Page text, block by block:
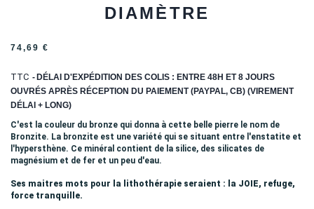
DIAMÈTRE
74,69 €
TTC
DÉLAI D'EXPÉDITION DES COLIS : ENTRE 48H ET 8 JOURS
OUVRÉS APRÈS RÉCEPTION DU PAIEMENT (PAYPAL, CB) (VIREMENT
DÉLAI + LONG)
C'est la couleur du bronze qui donna à cette belle pierre le nom de
Bronzite. La bronzite est une variété qui se situant entre l'enstatite et
l'hypersthène. Ce minéral contient de la silice, des silicates de
magnésium et de fer et un peu d'eau.
Ses maitres mots pour la lithothérapie seraient : la JOIE, refuge,
force tranquille.